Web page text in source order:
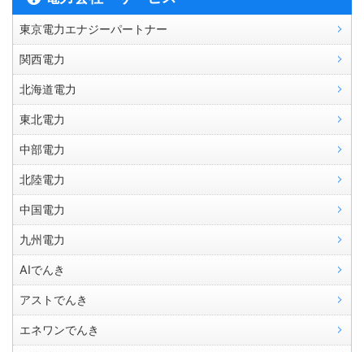
東京電力エナジーパートナー
関西電力
北海道電力
東北電力
中部電力
北陸電力
中国電力
九州電力
AIでんき
アストでんき
エネワンでんき